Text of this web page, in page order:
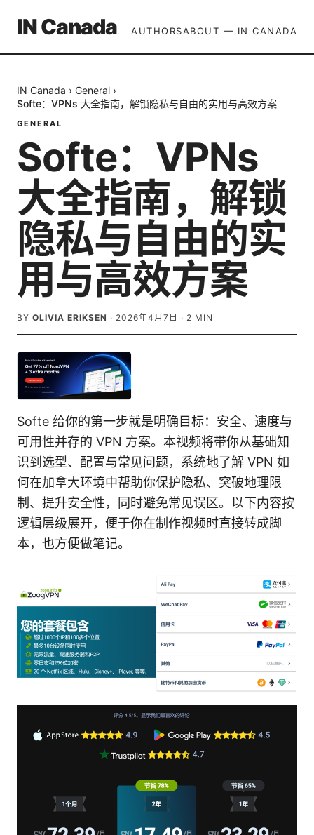
IN Canada AUTHORSABOUT — IN CANADA
IN Canada › General ›
Softe：VPNs 大全指南，解锁隐私与自由的实用与高效方案
GENERAL
Softe：VPNs
大全指南，解锁
隐私与自由的实
用与高效方案
BY OLIVIA ERIKSEN · 2026年4月7日 · 2 MIN
Softe 给你的第一步就是明确目标：安全、速度与
可用性并存的 VPN 方案。本视频将带你从基础知
识到选型、配置与常见问题，系统地了解 VPN 如
何在加拿大环境中帮助你保护隐私、突破地理限
制、提升安全性，同时避免常见误区。以下内容按
逻辑层级展开，便于你在制作视频时直接转成脚
本，也方便做笔记。